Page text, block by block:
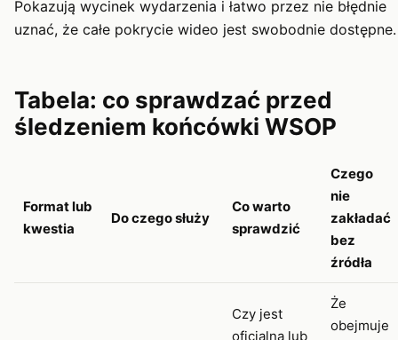
Pokazują wycinek wydarzenia i łatwo przez nie błędnie
uznać, że całe pokrycie wideo jest swobodnie dostępne.
Tabela: co sprawdzać przed
śledzeniem końcówki WSOP
Format lub
kwestia
Do czego służy
Co warto
sprawdzić
Czego
nie
zakładać
bez
źródła
Czy jest
oficjalna lub
Że
obejmuje